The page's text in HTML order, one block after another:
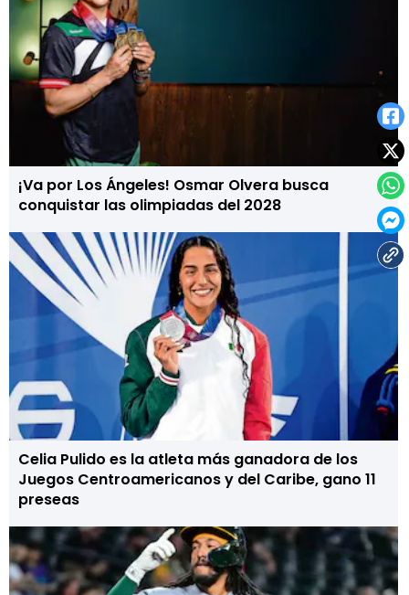
¡Va por Los Ángeles! Osmar Olvera busca
conquistar las olimpiadas del 2028
Celia Pulido es la atleta más ganadora de los
Juegos Centroamericanos y del Caribe, gano 11
preseas